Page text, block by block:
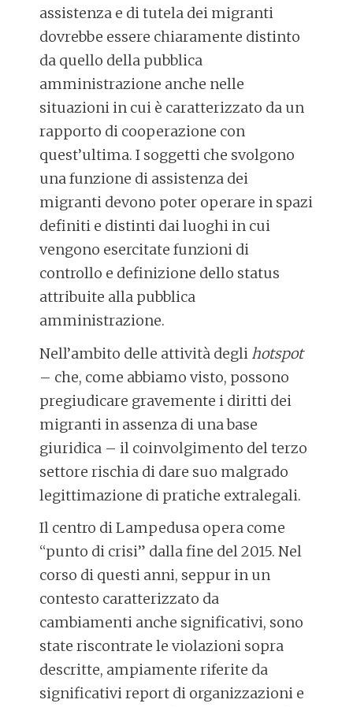
assistenza e di tutela dei migranti
dovrebbe essere chiaramente distinto
da quello della pubblica
amministrazione anche nelle
situazioni in cui è caratterizzato da un
rapporto di cooperazione con
quest’ultima. I soggetti che svolgono
una funzione di assistenza dei
migranti devono poter operare in spazi
definiti e distinti dai luoghi in cui
vengono esercitate funzioni di
controllo e definizione dello status
attribuite alla pubblica
amministrazione.
Nell’ambito delle attività degli hotspot
– che, come abbiamo visto, possono
pregiudicare gravemente i diritti dei
migranti in assenza di una base
giuridica – il coinvolgimento del terzo
settore rischia di dare suo malgrado
legittimazione di pratiche extralegali.
Il centro di Lampedusa opera come
“punto di crisi” dalla fine del 2015. Nel
corso di questi anni, seppur in un
contesto caratterizzato da
cambiamenti anche significativi, sono
state riscontrate le violazioni sopra
descritte, ampiamente riferite da
significativi report di organizzazioni e